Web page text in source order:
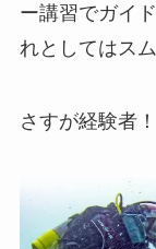
ー講習でガイ
れとしてはス
さすが経験者！